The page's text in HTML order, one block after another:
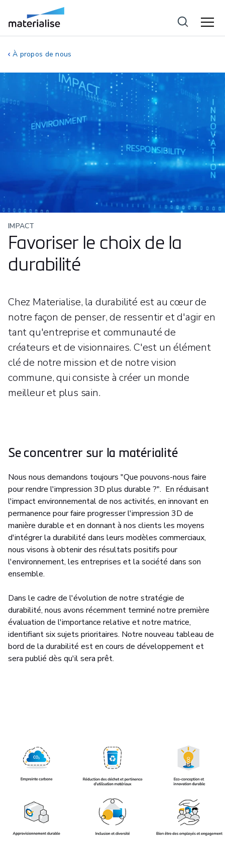
À propos de nous
IMPACT
Favoriser le choix de la
durabilité
Chez Materialise, la durabilité est au cœur de
notre façon de penser, de ressentir et d'agir en
tant qu'entreprise et communauté de
créateurs et de visionnaires. C'est un élément
clé de notre mission et de notre vision
commune, qui consiste à créer un monde
meilleur et plus sain.
Se concentrer sur la matérialité
Nous nous demandons toujours "Que pouvons-nous faire
pour rendre l'impression 3D plus durable ?". En réduisant
l'impact environnemental de nos activités, en innovant en
permanence pour faire progresser l'impression 3D de
manière durable et en donnant à nos clients les moyens
d'intégrer la durabilité dans leurs modèles commerciaux,
nous visons à obtenir des résultats positifs pour
l'environnement, les entreprises et la société dans son
ensemble.
Dans le cadre de l'évolution de notre stratégie de
durabilité, nous avons récemment terminé notre première
évaluation de l'importance relative et notre matrice,
identifiant six sujets prioritaires. Notre nouveau tableau de
bord de la durabilité est en cours de développement et
sera publié dès qu'il sera prêt.